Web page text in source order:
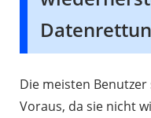
Die meisten
Voraus, da sie nicht